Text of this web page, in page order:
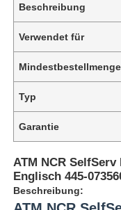
Beschreibung
Verwendet für
Mindestbestellmenge
Typ
Garantie
ATM NCR
Englisch 445-
Beschreibung: